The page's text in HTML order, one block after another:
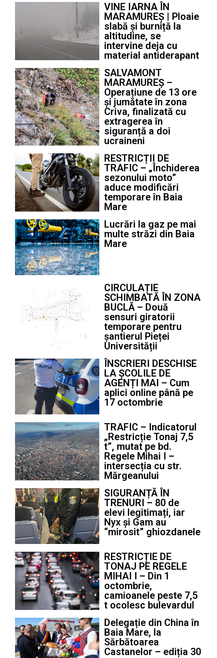
VINE IARNA ÎN
MARAMUREȘ | Ploaie
slabă și burniță la
altitudine, se
intervine deja cu
material antiderapant
SALVAMONT
MARAMUREȘ –
Operațiune de 13 ore
și jumătate în zona
Criva, finalizată cu
extragerea în
siguranță a doi
ucraineni
RESTRICȚII DE
TRAFIC – „Închiderea
sezonului moto”
aduce modificări
temporare în Baia
Mare
Lucrări la gaz pe mai
multe străzi din Baia
Mare
CIRCULAȚIE
SCHIMBATĂ ÎN ZONA
BUCLĂ – Două
sensuri giratorii
temporare pentru
șantierul Pieței
Universității
ÎNSCRIERI DESCHISE
LA ȘCOLILE DE
AGENȚI MAI – Cum
aplici online până pe
17 octombrie
TRAFIC – Indicatorul
„Restricție Tonaj 7,5
t”, mutat pe bd.
Regele Mihai I –
intersecția cu str.
Mărgeanului
SIGURANȚĂ ÎN
TRENURI – 80 de
elevi legitimați, iar
Nyx și Gam au
“mirosit” ghiozdanele
RESTRICȚIE DE
TONAJ PE REGELE
MIHAI I – Din 1
octombrie,
camioanele peste 7,5
t ocolesc bulevardul
Delegație din China în
Baia Mare, la
Sărbătoarea
Castanelor – ediția 30